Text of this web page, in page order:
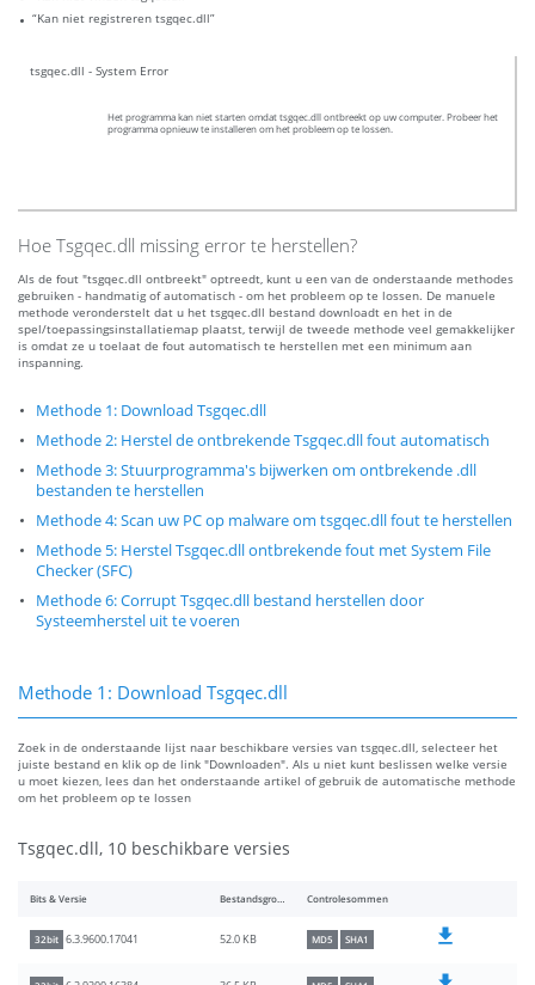
“Kan niet registreren tsgqec.dll”
tsgqec.dll - System Error
Het programma kan niet starten omdat tsgqec.dll ontbreekt op uw computer. Probeer het
programma opnieuw te installeren om het probleem op te lossen.
Hoe Tsgqec.dll missing error te herstellen?
Als de fout "tsgqec.dll ontbreekt" optreedt, kunt u een van de onderstaande methodes
gebruiken - handmatig of automatisch - om het probleem op te lossen. De manuele
methode veronderstelt dat u het tsgqec.dll bestand downloadt en het in de
spel/toepassingsinstallatiemap plaatst, terwijl de tweede methode veel gemakkelijker
is omdat ze u toelaat de fout automatisch te herstellen met een minimum aan
inspanning.
Methode 1: Download Tsgqec.dll
Methode 2: Herstel de ontbrekende Tsgqec.dll fout automatisch
Methode 3: Stuurprogramma's bijwerken om ontbrekende .dll
bestanden te herstellen
Methode 4: Scan uw PC op malware om tsgqec.dll fout te herstellen
Methode 5: Herstel Tsgqec.dll ontbrekende fout met System File
Checker (SFC)
Methode 6: Corrupt Tsgqec.dll bestand herstellen door
Systeemherstel uit te voeren
Methode 1: Download Tsgqec.dll
Zoek in de onderstaande lijst naar beschikbare versies van tsgqec.dll, selecteer het
juiste bestand en klik op de link "Downloaden". Als u niet kunt beslissen welke versie
u moet kiezen, lees dan het onderstaande artikel of gebruik de automatische methode
om het probleem op te lossen
Tsgqec.dll, 10 beschikbare versies
Bits & Versie Bestandsgrootte Controlesommen
32bit 6.3.9600.17041 52.0 KB MD5 SHA1